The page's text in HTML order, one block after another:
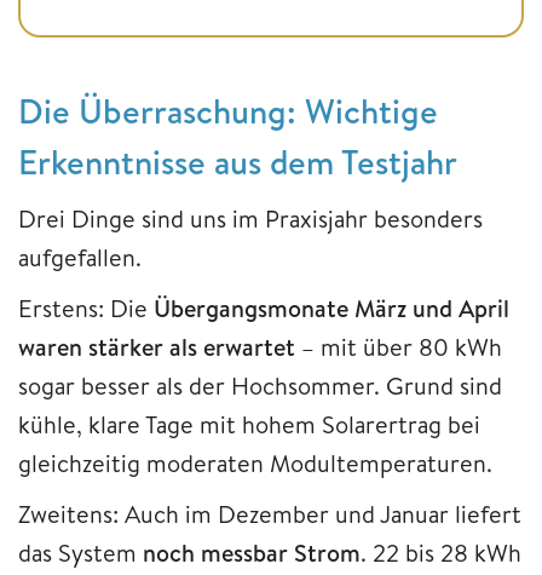
Die Überraschung: Wichtige
Erkenntnisse aus dem Testjahr
Drei Dinge sind uns im Praxisjahr besonders
aufgefallen.
Erstens: Die Übergangsmonate März und April
waren stärker als erwartet – mit über 80 kWh
sogar besser als der Hochsommer. Grund sind
kühle, klare Tage mit hohem Solarertrag bei
gleichzeitig moderaten Modultemperaturen.
Zweitens: Auch im Dezember und Januar liefert
das System noch messbar Strom. 22 bis 28 kWh